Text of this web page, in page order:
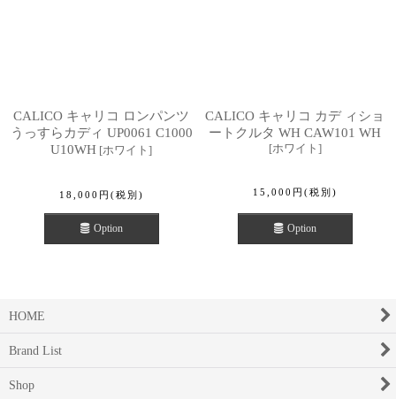
CALICO キャリコ ロンパンツ
うっすらカディ UP0061 C1000
U10WH [ホワイト ]
18,000 円 (税別)
Option
CALICO キャリコ カデ ィショ
ートクルタ WH CAW101 WH
[ホワイト ]
15,000 円 (税別)
Option
HOME
Brand List
Shop